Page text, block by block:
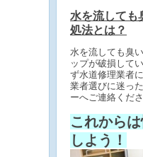
水を流しても
処法とは？
水を流しても臭
ップが破損して
ず水道修理業者
業者選びに迷っ
ーへご連絡くだ
これから
しよう！